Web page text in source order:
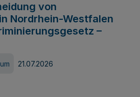
von
Nordrhein-Westfalen
–
21.07.2026